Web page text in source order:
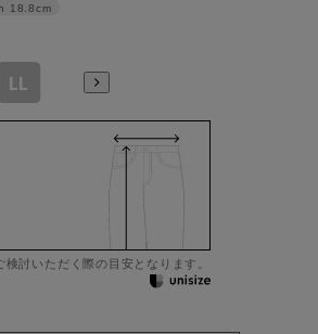
18.8cm
LL
討いただく際の目安となります。